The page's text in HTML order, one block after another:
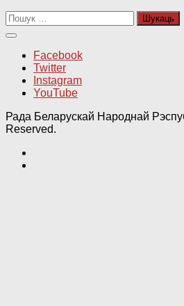
Пошук:
Facebook
Twitter
Instagram
YouTube
Рада Беларускай Народнай
Reserved.